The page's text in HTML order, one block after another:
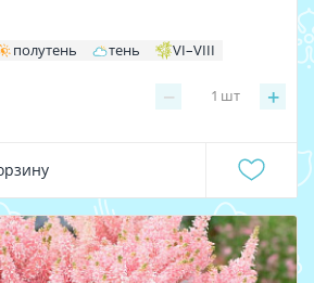
полутень тень VI–VIII
− +
1 шт